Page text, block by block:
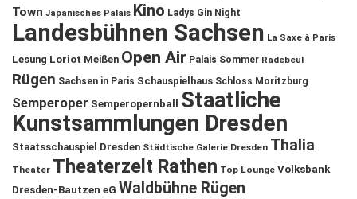
Town Japanisches Palais Kino Ladys Gin Night
Landesbühnen Sachsen La Saxe à Paris
Lesung Loriot Meißen Open Air Palais Sommer Radebeul
Rügen Sachsen in Paris Schauspielhaus Schloss Moritzburg
Semperoper Semperopernball
Staatliche
Kunstsammlungen Dresden
Staatsschauspiel Dresden Städtische Galerie Dresden Thalia
Theater Theaterzelt Rathen Top Lounge Volksbank
Dresden-Bautzen eG Waldbühne Rügen